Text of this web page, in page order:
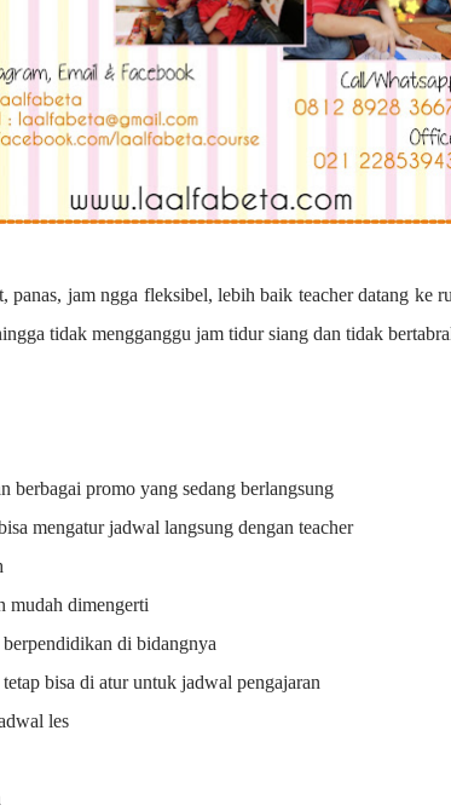
panas, jam ngga fleksibel, lebih baik teacher datang ke
tidak mengganggu jam tidur siang dan tidak
berbagai promo yang sedang berlangsung
mengatur jadwal langsung dengan teacher
mudah dimengerti
di bidangnya
bisa di atur untuk jadwal pengajaran
les